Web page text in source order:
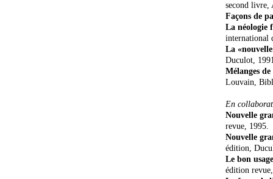
second livre,
Façons de
La néologie
international
La
Duculot,
Mélanges
Louvain,
En
Nouvelle
revue, 1995.
Nouvelle
édition,
Le bon usage
édition